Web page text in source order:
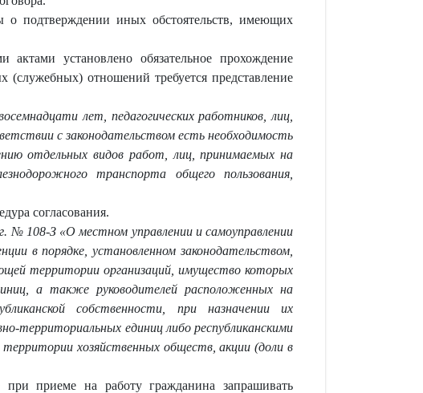
о подтверждении иных обстоятельств, имеющих
установлено обязательное прохождение
(служебных) отношений требуется представление
лет, педагогических работников, лиц,
с законодательством есть необходимость
отдельных видов работ, лиц, принимаемых на
транспорта общего пользования,
согласования.
№ 108-З «О местном управлении и самоуправлении
ции в порядке, установленном законодательством,
территории организаций, имущество которых
иниц, а также руководителей расположенных на
собственности, при назначении их
территориальных единиц либо республиканскими
хозяйственных обществ, акции (доли в
при приеме на работу гражданина запрашивать